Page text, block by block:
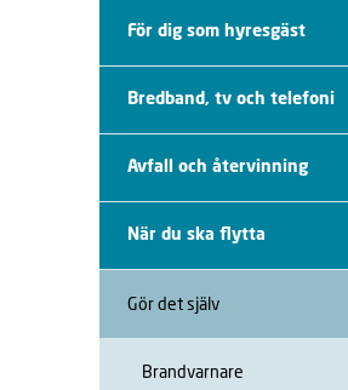
För dig som hyresgäst
Bredband, tv och telefoni
Avfall och återvinning
När du ska flytta
Gör det själv
Brandvarnare